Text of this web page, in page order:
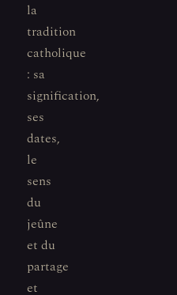
la
tradition
catholique
: sa
signification,
ses
dates,
le
sens
du
jeûne
et du
partage
et